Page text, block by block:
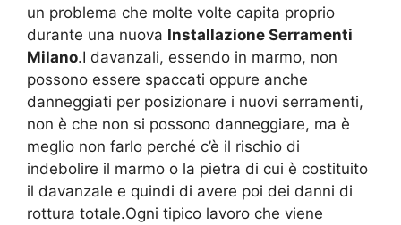
un problema che molte volte capita proprio
durante una nuova Installazione Serramenti
Milano.I davanzali, essendo in marmo, non
possono essere spaccati oppure anche
danneggiati per posizionare i nuovi serramenti,
non è che non si possono danneggiare, ma è
meglio non farlo perché c’è il rischio di
indebolire il marmo o la pietra di cui è costituito
il davanzale e quindi di avere poi dei danni di
rottura totale.Ogni tipico lavoro che viene